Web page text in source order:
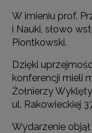
W imieniu prof.
i Nauki, słowo
Piontkowski.
Dzięki
konferencji mieli
Żołnierzy
ul. Rakowieckiej
Wydarzenie